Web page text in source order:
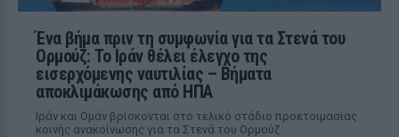
Ένα βήμα πριν τη συμφωνία για τα Στενά του
Ορμούζ: Το Ιράν θέλει έλεγχο της
εισερχόμενης ναυτιλίας – Βήματα
αποκλιμάκωσης από ΗΠΑ
Ιράν και Ομάν βρίσκονται στο τελικό στάδιο προετοιμασίας
κοινής ανακοίνωσης για τα Στενά του Ορμούζ